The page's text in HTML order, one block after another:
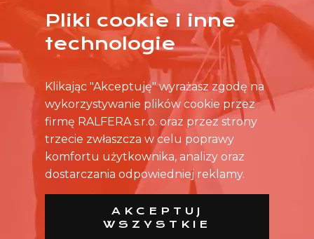
ŻADNA OFERTA CIĘ NIE ZAINTERESOWAŁA?
SKONTAKTUJ SIĘ BEZPOŚREDNIO ZE SKLEPEM.
Pliki cookie i inne
technologie
Klikając "Akceptuję" wyrażasz zgodę na
wykorzystywanie plików cookie przez
firmę RALFERA s.r.o. oraz przez strony
trzecie zwłaszcza w celu poprawy
komfortu użytkownika, analizy oraz
dostarczania odpowiedniej reklamy.
AKCEPTUJ
WSZYSTKIE